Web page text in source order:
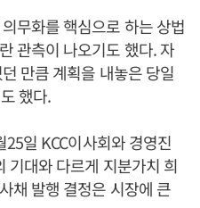
무화를 핵심으로 하는 상법
관측이 나오기도 했다. 자
만큼 계획을 내놓은 당일
했다.
일 KCC이사회와 경영진
기대와 다르게 지분가치 희
채 발행 결정은 시장에 큰